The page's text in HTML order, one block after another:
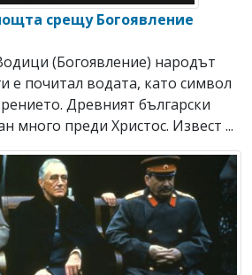
срещу Богоявление
(Богоявление) народът
е почитал водата, като символ
Древният български
много преди Христос. Извест ...